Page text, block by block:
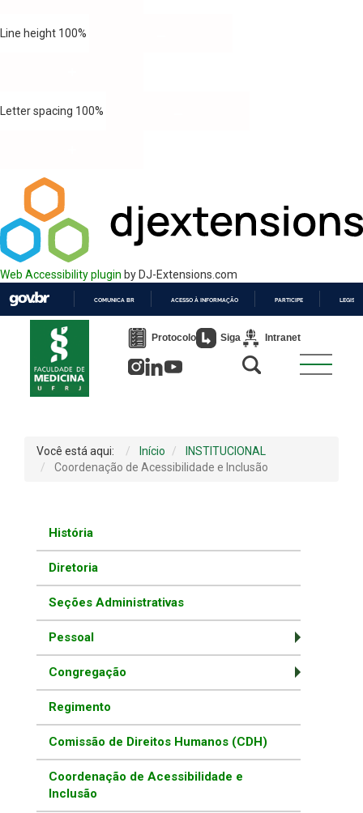
Line height 100%
Letter spacing 100%
Web Accessibility plugin by DJ-Extensions.com
PARA
COMUNICA BR ACESSO À INFORMAÇÃO PARTICIPE
Protocolo Siga Intranet
Você está aqui: Início
INSTITUCIONAL
Coordenação de Acessibilidade e Inclusão
História
Diretoria
Seções Administrativas
Pessoal
Congregação
Regimento
Comissão de Direitos Humanos (CDH)
Coordenação de Acessibilidade e
Inclusão